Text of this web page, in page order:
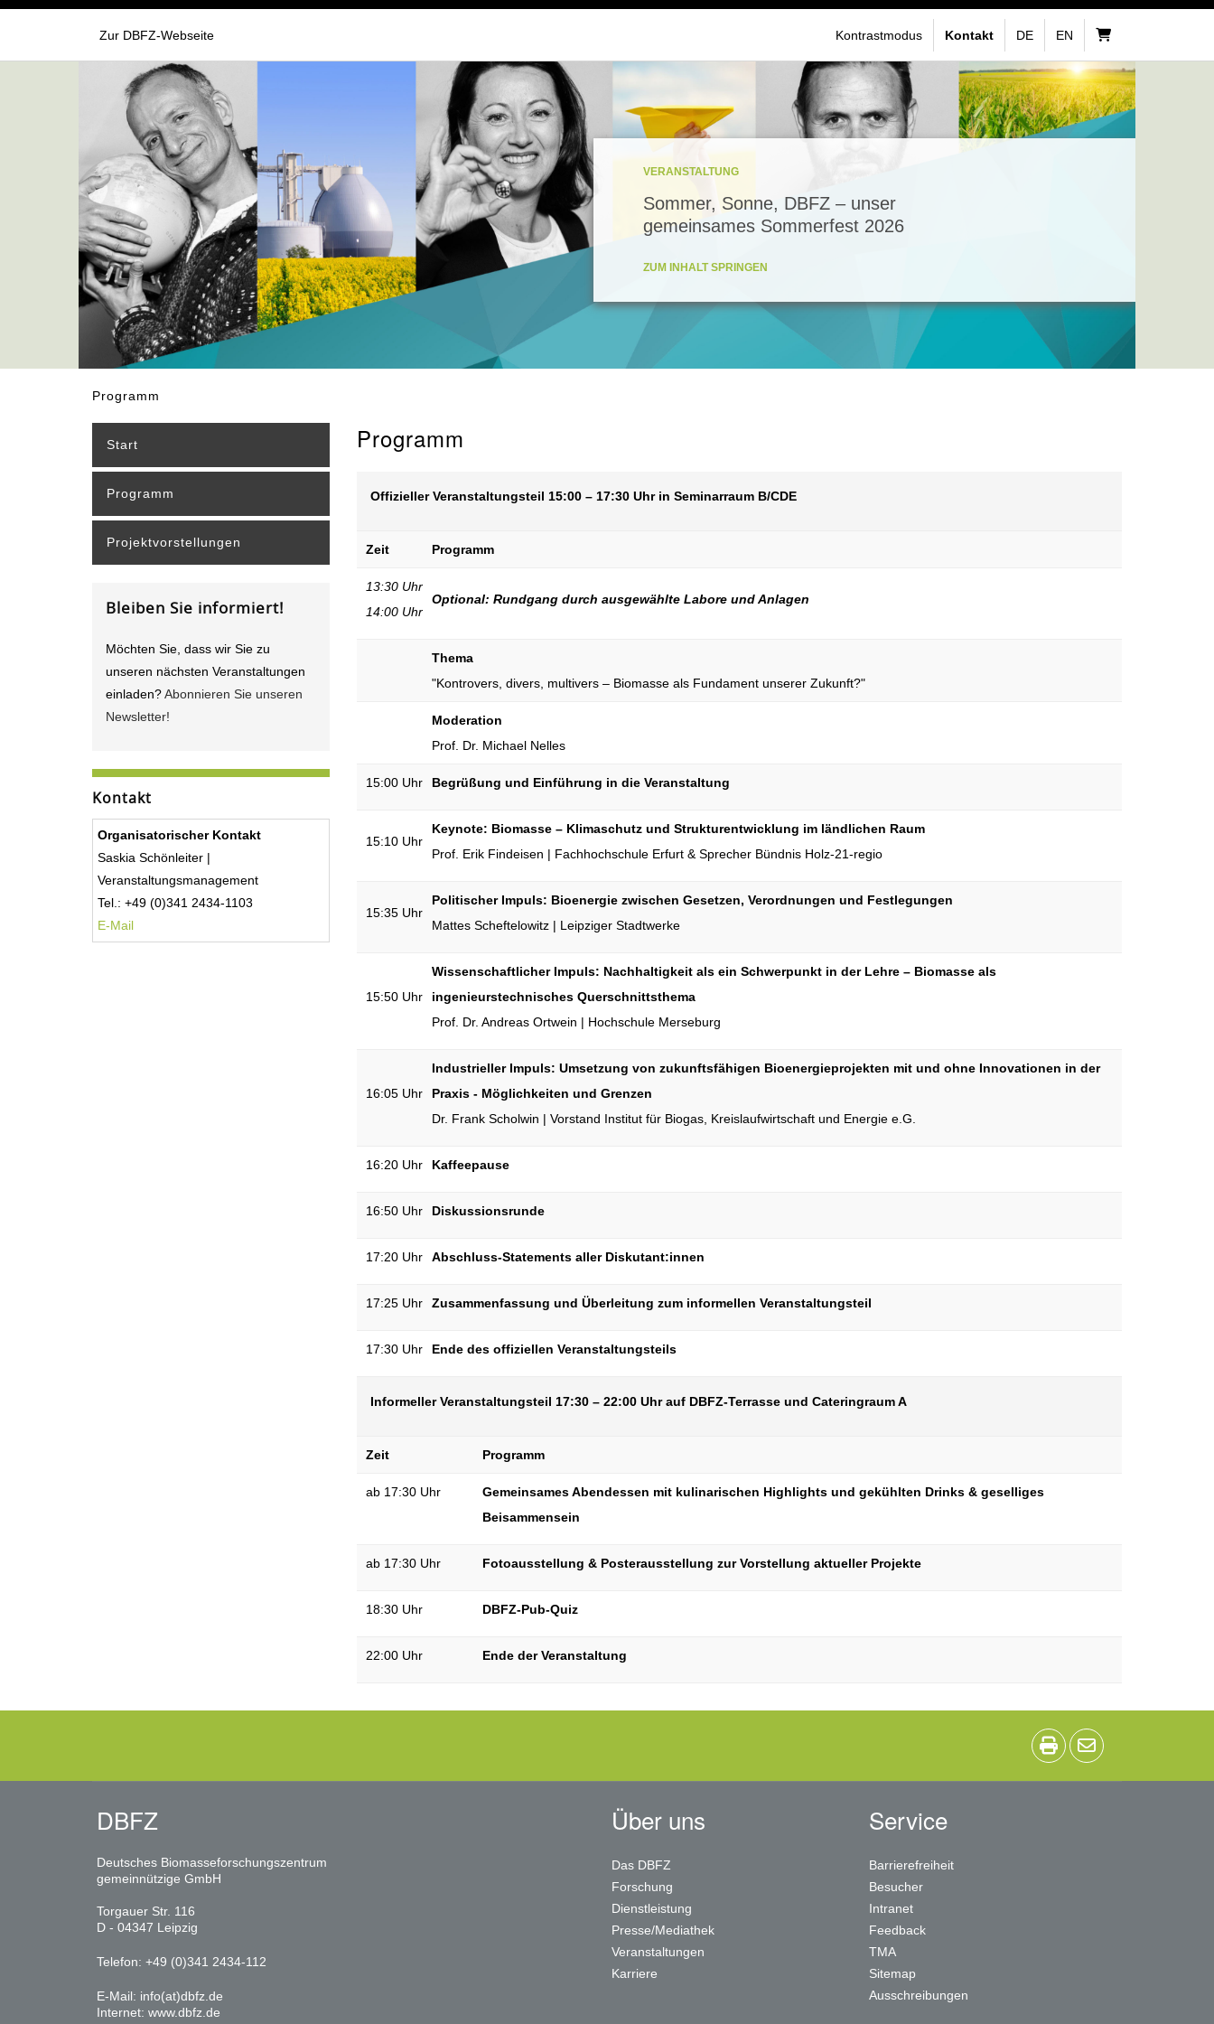
Zur DBFZ-Webseite Kontrastmodus Kontakt DE EN
VERANSTALTUNG
Sommer, Sonne, DBFZ – unser
gemeinsames Sommerfest 2026
ZUM INHALT SPRINGEN
Programm
Programm
Offizieller Veranstaltungsteil 15:00 – 17:30 Uhr in Seminarraum B/CDE
Zeit Programm
13:30 Uhr
14:00 Uhr
Optional: Rundgang durch ausgewählte Labore und Anlagen
Thema
"Kontrovers, divers, multivers – Biomasse als Fundament unserer Zukunft?"
Moderation
Prof. Dr. Michael Nelles
15:00 Uhr Begrüßung und Einführung in die Veranstaltung
15:10 Uhr
Keynote: Biomasse – Klimaschutz und Strukturentwicklung im ländlichen Raum
Prof. Erik Findeisen | Fachhochschule Erfurt & Sprecher Bündnis Holz-21-regio
15:35 Uhr
Politischer Impuls: Bioenergie zwischen Gesetzen, Verordnungen und Festlegungen
Mattes Scheftelowitz | Leipziger Stadtwerke
15:50 Uhr
Wissenschaftlicher Impuls: Nachhaltigkeit als ein Schwerpunkt in der Lehre – Biomasse als
ingenieurstechnisches Querschnittsthema
Prof. Dr. Andreas Ortwein | Hochschule Merseburg
16:05 Uhr
Industrieller Impuls: Umsetzung von zukunftsfähigen Bioenergieprojekten mit und ohne Innovationen in der
Praxis - Möglichkeiten und Grenzen
Dr. Frank Scholwin | Vorstand Institut für Biogas, Kreislaufwirtschaft und Energie e.G.
16:20 Uhr Kaffeepause
16:50 Uhr Diskussionsrunde
17:20 Uhr Abschluss-Statements aller Diskutant:innen
17:25 Uhr Zusammenfassung und Überleitung zum informellen Veranstaltungsteil
17:30 Uhr Ende des offiziellen Veranstaltungsteils
Informeller Veranstaltungsteil 17:30 – 22:00 Uhr auf DBFZ-Terrasse und Cateringraum A
Zeit Programm
ab 17:30 Uhr
Gemeinsames Abendessen mit kulinarischen Highlights und gekühlten Drinks & geselliges
Beisammensein
ab 17:30 Uhr Fotoausstellung & Posterausstellung zur Vorstellung aktueller Projekte
18:30 Uhr DBFZ-Pub-Quiz
22:00 Uhr Ende der Veranstaltung
Start
Programm
Projektvorstellungen
Bleiben Sie informiert!
Möchten Sie, dass wir Sie zu
unseren nächsten Veranstaltungen
einladen?Abonnieren Sie unseren
Newsletter!
Kontakt
Organisatorischer Kontakt
Saskia Schönleiter |
Veranstaltungsmanagement
Tel.: +49 (0)341 2434-1103
E-Mail
DBFZ
Deutsches Biomasseforschungszentrum
gemeinnützige GmbH
Torgauer Str. 116
D - 04347 Leipzig
Telefon: +49 (0)341 2434-112
E-Mail: info(at)dbfz.de
Internet: www.dbfz.de
Über uns
Das DBFZ
Forschung
Dienstleistung
Presse/Mediathek
Veranstaltungen
Karriere
Service
Barrierefreiheit
Besucher
Intranet
Feedback
TMA
Sitemap
Ausschreibungen